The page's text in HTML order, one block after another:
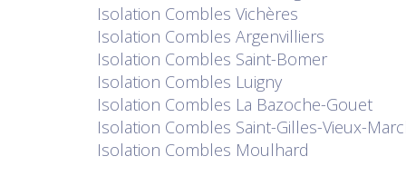
Isolation Combles Vichères
Isolation Combles Argenvilliers
Isolation Combles Saint-Bomer
Isolation Combles Luigny
Isolation Combles La Bazoche-Gouet
Isolation Combles Saint-Gilles-Vieux-
Isolation Combles Moulhard